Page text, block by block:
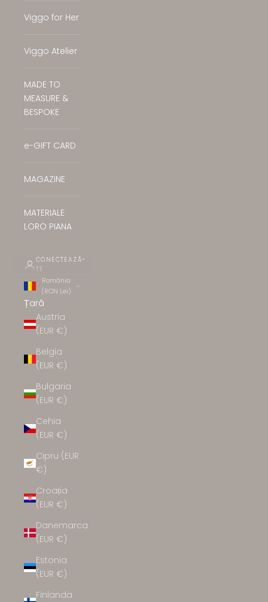
Viggo for Her
Viggo Atelier
MADE TO
MEASURE &
BESPOKE
e-GIFT CARD
MAGAZINE
MATERIALE
LORO PIANA
CONECTEAZĂ-
TE
România
(RON Lei)
Țară
Austria
(EUR €)
Belgia
(EUR €)
Bulgaria
(EUR €)
Cehia
(EUR €)
Cipru (EUR
€)
Croația
(EUR €)
Danemarca
(EUR €)
Estonia
(EUR €)
Finlanda